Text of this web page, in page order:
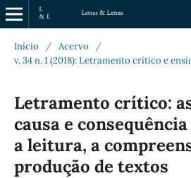
Início / Acervo
/
v. 34 n. 1 (2018): Letramento crítico e
Letramento crítico:
causa e
a leitura, a
produção de textos